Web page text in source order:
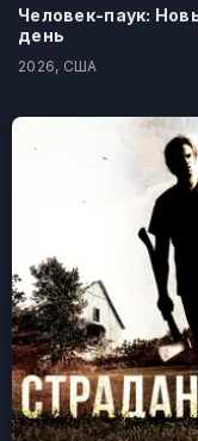
Человек-паук:
день
2026, США